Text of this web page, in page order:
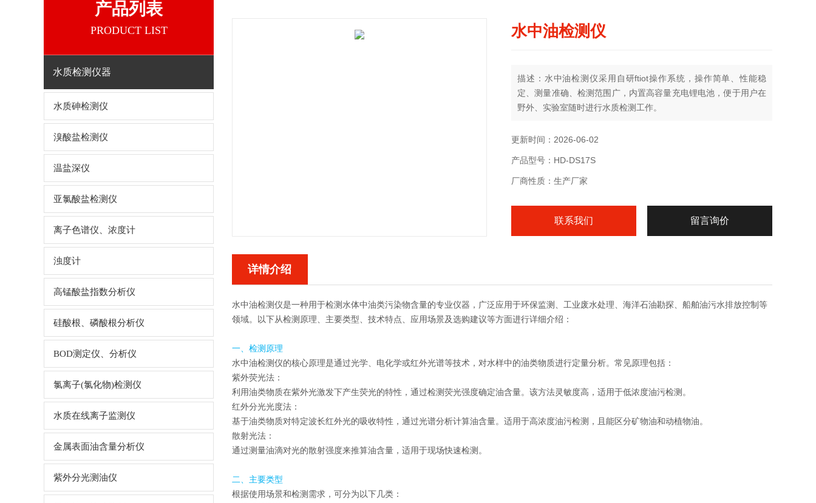
产品列表
PRODUCT LIST
水质检测仪器
水质砷检测仪
溴酸盐检测仪
温盐深仪
亚氯酸盐检测仪
离子色谱仪、浓度计
浊度计
高锰酸盐指数分析仪
硅酸根、磷酸根分析仪
BOD测定仪、分析仪
氯离子(氯化物)检测仪
水质在线离子监测仪
金属表面油含量分析仪
紫外分光测油仪
水中油检测仪
描述：水中油检测仪采用自研ftiot操作系统，操作简单、性能稳
定、测量准确、检测范围广，内置高容量充电锂电池，便于用户在
野外、实验室随时进行水质检测工作。
更新时间：2026-06-02
产品型号：HD-DS17S
厂商性质：生产厂家
联系我们 留言询价
详情介绍
水中油检测仪是一种用于检测水体中油类污染物含量的专业仪器，广泛应用于环保监测、工业废水处理、海洋石油勘探、船舶油污水排放控制等
领域。以下从检测原理、主要类型、技术特点、应用场景及选购建议等方面进行详细介绍：
一、检测原理
水中油检测仪的核心原理是通过光学、电化学或红外光谱等技术，对水样中的油类物质进行定量分析。常见原理包括：
紫外荧光法：
利用油类物质在紫外光激发下产生荧光的特性，通过检测荧光强度确定油含量。该方法灵敏度高，适用于低浓度油污检测。
红外分光光度法：
基于油类物质对特定波长红外光的吸收特性，通过光谱分析计算油含量。适用于高浓度油污检测，且能区分矿物油和动植物油。
散射光法：
通过测量油滴对光的散射强度来推算油含量，适用于现场快速检测。
二、主要类型
根据使用场景和检测需求，可分为以下几类：